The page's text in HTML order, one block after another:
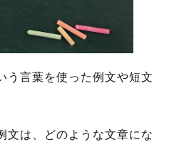
う言葉を使った例文や短文
文は、どのような文章にな